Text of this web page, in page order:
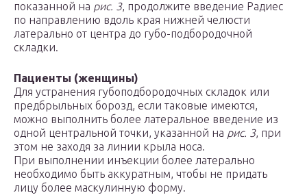
показанной на рис. 3, продолжите введение Радиес
по направлению вдоль края нижней челюсти
латерально от центра до губо-подбородочной
складки.
Пациенты (женщины)
Для устранения губоподбородочных складок или
предбрыльных борозд, если таковые имеются,
можно выполнить более латеральное введение из
одной центральной точки, указанной на рис. 3, при
этом не заходя за линии крыла носа.
При выполнении инъекции более латерально
необходимо быть аккуратным, чтобы не придать
лицу более маскулинную форму.